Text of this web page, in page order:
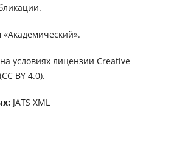
условиях лицензии Creative
BY 4.0).
JATS XML